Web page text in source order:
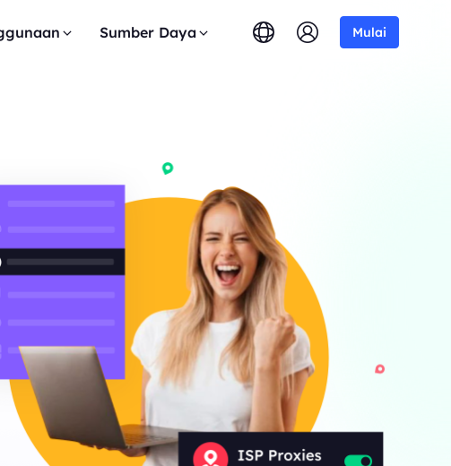
Sumber Daya Mulai